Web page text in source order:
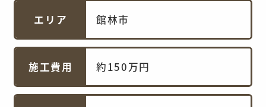
エリア 館林市
施工費用 約150万円